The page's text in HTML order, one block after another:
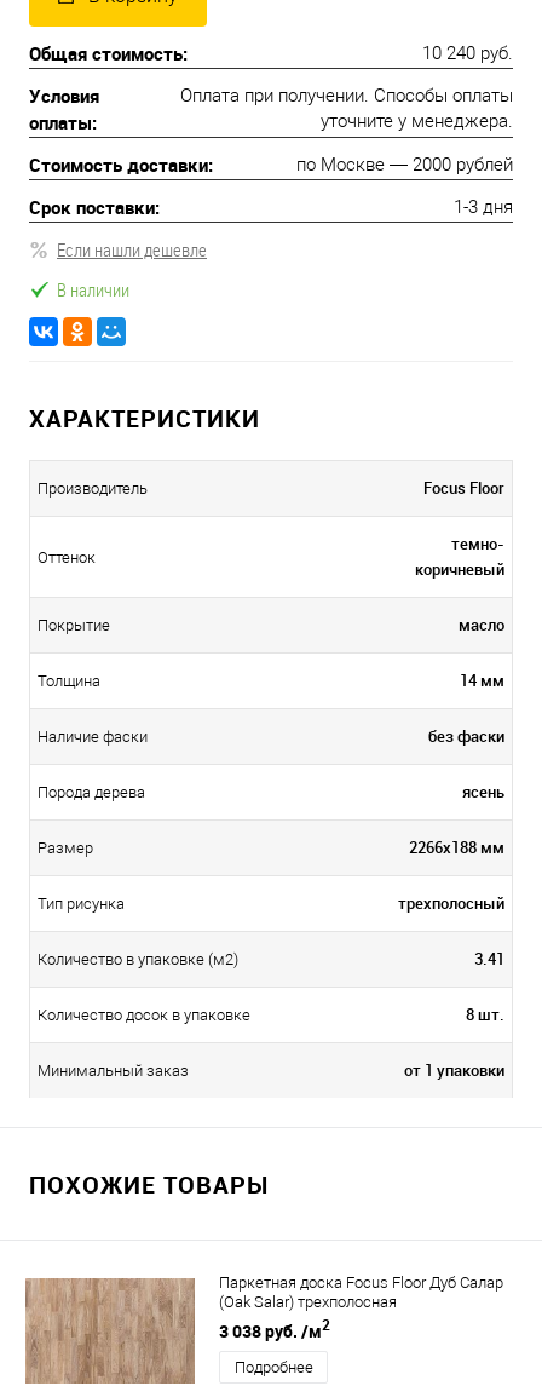
Общая стоимость: 10 240 руб.
Условия
оплаты:
Оплата при получении. Способы оплаты
уточните у менеджера.
Стоимость доставки: по Москве — 2000 рублей
Срок поставки: 1-3 дня
Если нашли дешевле
В наличии
ХАРАКТЕРИСТИКИ
Производитель Focus Floor
Оттенок
темно-
коричневый
Покрытие масло
Толщина 14 мм
Наличие фаски без фаски
Порода дерева ясень
Размер 2266х188 мм
Тип рисунка трехполосный
Количество в упаковке (м2) 3.41
Количество досок в упаковке 8 шт.
Минимальный заказ от 1 упаковки
ПОХОЖИЕ ТОВАРЫ
Паркетная доска Focus Floor Дуб Салар
(Oak Salar) трехполосная
3 038 руб. /м2
Подробнее